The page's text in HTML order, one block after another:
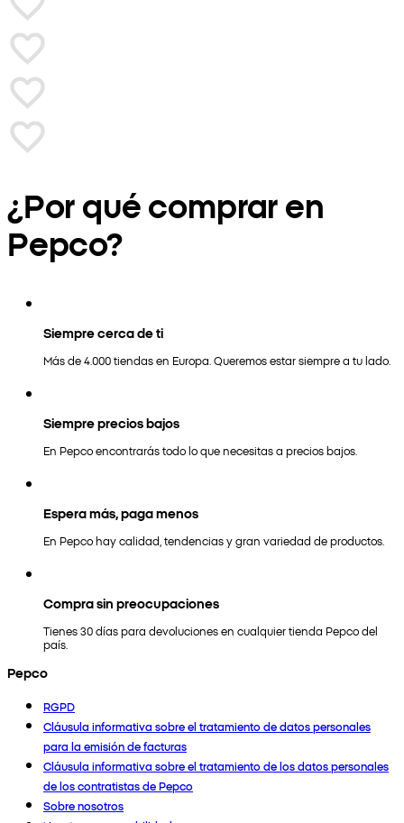
¿Por qué comprar en
Pepco?
Siempre cerca de ti
Más de 4.000 tiendas en Europa. Queremos estar siempre a tu lado.
Siempre precios bajos
En Pepco encontrarás todo lo que necesitas a precios bajos.
Espera más, paga menos
En Pepco hay calidad, tendencias y gran variedad de productos.
Compra sin preocupaciones
Tienes 30 días para devoluciones en cualquier tienda Pepco del
país.
Pepco
RGPD
Cláusula informativa sobre el tratamiento de datos personales
para la emisión de facturas
Cláusula informativa sobre el tratamiento de los datos personales
de los contratistas de Pepco
Sobre nosotros